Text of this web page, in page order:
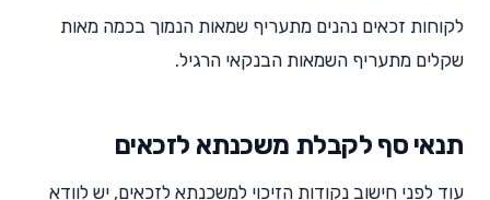
לקוחות זכאים נהנים מתעריף שמאות הנמוך בכמה מאות
שקלים מתעריף השמאות הבנקאי הרגיל.
תנאי סף לקבלת משכנתא לזכאים
עוד לפני חישוב נקודות הזיכוי למשכנתא לזכאים, יש לוודא